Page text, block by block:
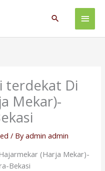
Main
Search
terdekat Di
Mekar)-
/ Byadmin admin
(Harja Mekar)-
Bekasi